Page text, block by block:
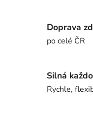
Doprava
po celé ČR
Silná
Rychle,